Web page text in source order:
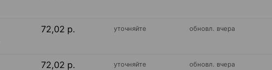
72,02 р. уточняйте обновл. вчера
72,02 р. уточняйте обновл. вчера